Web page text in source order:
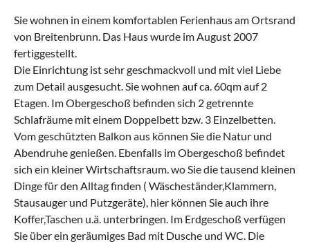
Sie wohnen in einem komfortablen Ferienhaus am Ortsrand
von Breitenbrunn. Das Haus wurde im August 2007
fertiggestellt.
Die Einrichtung ist sehr geschmackvoll und mit viel Liebe
zum Detail ausgesucht. Sie wohnen auf ca. 60qm auf 2
Etagen. Im Obergeschoß befinden sich 2 getrennte
Schlafräume mit einem Doppelbett bzw. 3 Einzelbetten.
Vom geschützten Balkon aus können Sie die Natur und
Abendruhe genießen. Ebenfalls im Obergeschoß befindet
sich ein kleiner Wirtschaftsraum. wo Sie die tausend kleinen
Dinge für den Alltag finden ( Wäscheständer,Klammern,
Stausauger und Putzgeräte), hier können Sie auch ihre
Koffer,Taschen u.ä. unterbringen. Im Erdgeschoß verfügen
Sie über ein geräumiges Bad mit Dusche und WC. Die